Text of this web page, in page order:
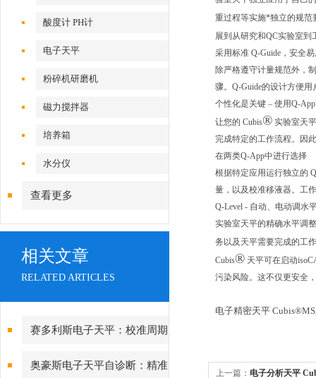
酸度计 PH计
电子天平
粉碎机研磨机
磁力搅拌器
培养箱
水分仪
查看更多
相关文章
RELATED ARTICLES
赛多利斯电子天平：校准周期
设定与期间核查方法
奥豪斯电子天平自诊断：精准
重过程等实施*独立的规范
展到从研究和QC实验室到
采用标准 Q-Guide，安全
除严格遵守计量规范外，
骤。Q-Guide的设计方便
个性化是关键 – 使用Q-
让您的 Cubis® 实验室天
完成特定的工作流程。因
在两类Q-App中进行选择
根据特定应用运行独立的
量，以及校准移液器。工
Q-Level - 自动、电动调水
实验室天平的精确水平调
务以及天平需要完成的工
Cubis® 天平可在启动
污染风险。这不仅更安全
电子精密天平
上一篇： 电子分析天平